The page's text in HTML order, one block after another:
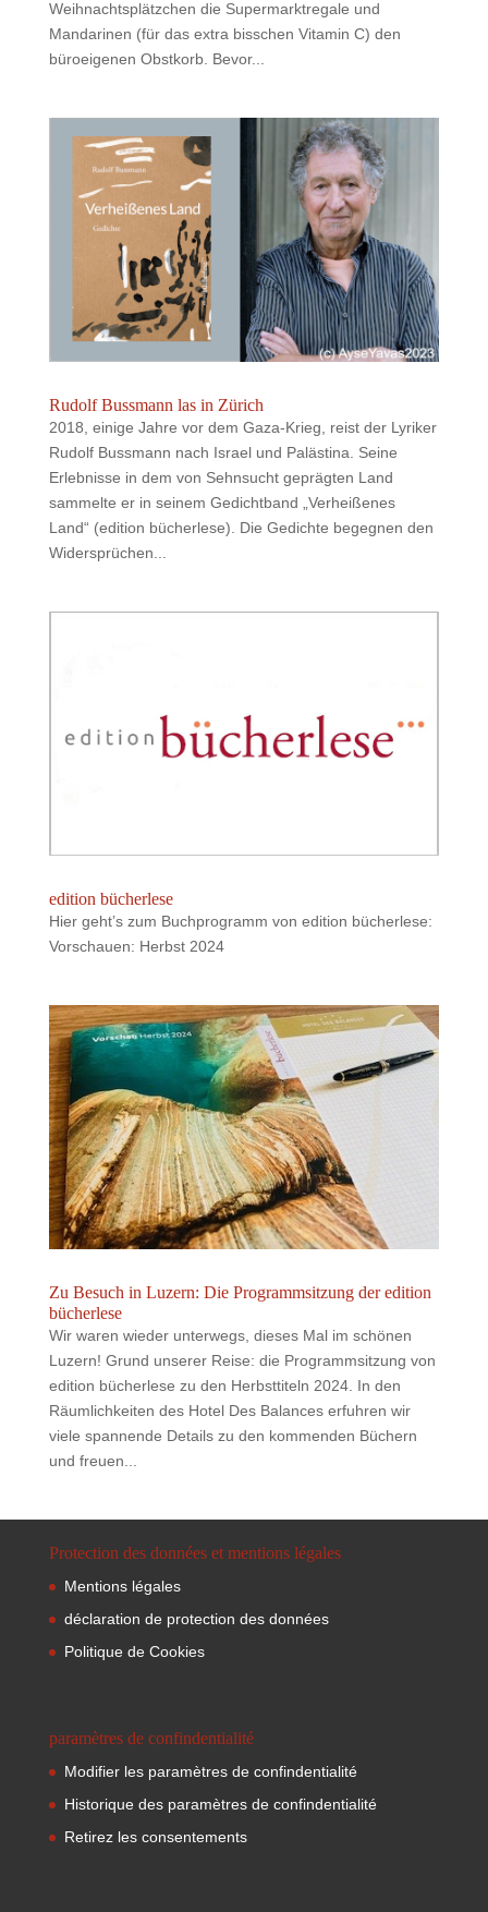
Weihnachtsplätzchen die Supermarktregale und
Mandarinen (für das extra bisschen Vitamin C) den
büroeigenen Obstkorb. Bevor...
Rudolf Bussmann las in Zürich
2018, einige Jahre vor dem Gaza-Krieg, reist der Lyriker
Rudolf Bussmann nach Israel und Palästina. Seine
Erlebnisse in dem von Sehnsucht geprägten Land
sammelte er in seinem Gedichtband „Verheißenes
Land“ (edition bücherlese). Die Gedichte begegnen den
Widersprüchen...
edition bücherlese
Hier geht’s zum Buchprogramm von edition bücherlese:
Vorschauen: Herbst 2024
Zu Besuch in Luzern: Die Programmsitzung der edition
bücherlese
Wir waren wieder unterwegs, dieses Mal im schönen
Luzern! Grund unserer Reise: die Programmsitzung von
edition bücherlese zu den Herbsttiteln 2024. In den
Räumlichkeiten des Hotel Des Balances erfuhren wir
viele spannende Details zu den kommenden Büchern
und freuen...
Protection des données et mentions légales
Mentions légales
déclaration de protection des données
Politique de Cookies
paramètres de confindentialité
Modifier les paramètres de confindentialité
Historique des paramètres de confindentialité
Retirez les consentements